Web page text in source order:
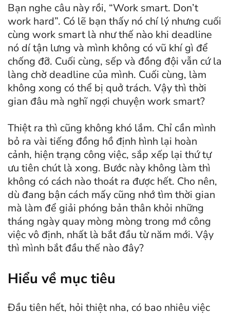
Bạn nghe câu này rồi, “Work smart. Don’t
work hard”. Có lẽ bạn thấy nó chí lý nhưng cuối
cùng work smart là như thế nào khi deadline
nó dí tận lưng và mình không có vũ khí gì để
chống đỡ. Cuối cùng, sếp và đồng đội vẫn cứ la
làng chờ deadline của mình. Cuối cùng, làm
không xong có thể bị quở trách. Vậy thì thời
gian đâu mà nghĩ ngợi chuyện work smart?
Thiệt ra thì cũng không khó lắm. Chỉ cần mình
bỏ ra vài tiếng đồng hồ định hình lại hoàn
cảnh, hiện trạng công việc, sắp xếp lại thứ tự
ưu tiên chút là xong. Bước này không làm thì
không có cách nào thoát ra được hết. Cho nên,
dù đang bận cách mấy cũng nhớ tìm thời gian
mà làm để giải phóng bản thân khỏi những
tháng ngày quay mòng mòng trong mớ công
việc vô định, nhất là bắt đầu từ năm mới. Vậy
thì mình bắt đầu thế nào đây?
Hiểu về mục tiêu
Đầu tiên hết, hỏi thiệt nha, có bao nhiêu việc